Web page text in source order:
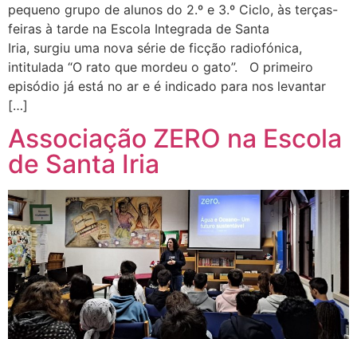
pequeno grupo de alunos do 2.º e 3.º Ciclo, às terças-
feiras à tarde na Escola Integrada de Santa
Iria, surgiu uma nova série de ficção radiofónica,
intitulada “O rato que mordeu o gato”. O primeiro
episódio já está no ar e é indicado para nos levantar
[…]
Associação ZERO na Escola
de Santa Iria